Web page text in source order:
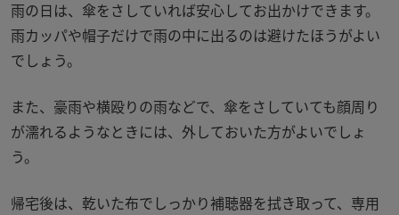
雨の日は、傘をさしていれば安心してお出かけできます。
雨カッパや帽子だけで雨の中に出るのは避けたほうがよい
でしょう。
また、豪雨や横殴りの雨などで、傘をさしていても顔周り
が濡れるようなときには、外しておいた方がよいでしょ
う。
帰宅後は、乾いた布でしっかり補聴器を拭き取って、専用